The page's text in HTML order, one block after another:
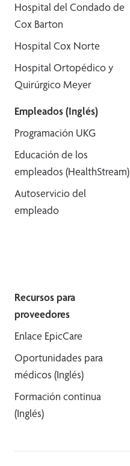
Hospital del Condado de
Cox Barton
Hospital Cox Norte
Hospital Ortopédico y
Quirúrgico Meyer
Empleados (Inglés)
Programación UKG
Educación de los
empleados (HealthStream)
Autoservicio del
empleado
Recursos para
proveedores
Enlace EpicCare
Oportunidades para
médicos (Inglés)
Formación continua
(Inglés)